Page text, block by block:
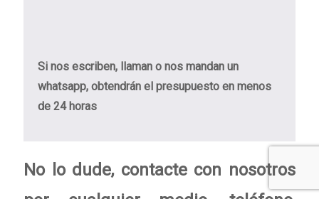
Si nos escriben, llaman o nos mandan un
whatsapp, obtendrán el presupuesto en menos
de 24 horas
No lo dude, contacte con nosotros